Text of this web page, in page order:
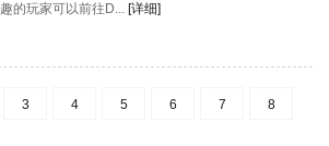
的玩家可以前往D... [详细]
3 4 5 6 7 8